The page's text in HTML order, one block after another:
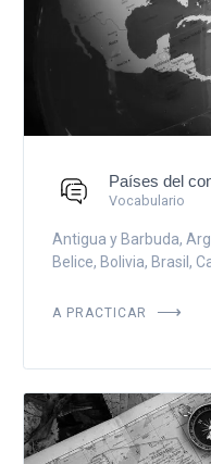
Países del
Vocabulario
Antigua y Barbuda,
Belice, Bolivia, Brasil,
A PRACTICAR